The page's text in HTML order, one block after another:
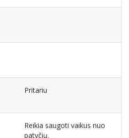
Pritariu
Reikia saugoti vaikus nuo
patyčių.